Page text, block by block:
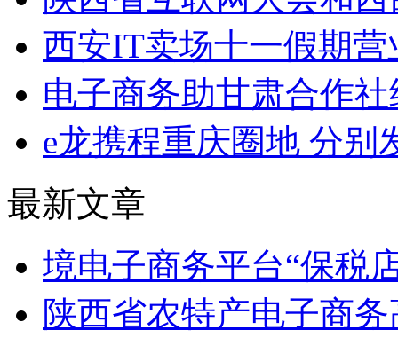
西安IT卖场十一假期营
电子商务助甘肃合作
e龙携程重庆圈地 分别
最新文章
境电子商务平台“保税
陕西省农特产电子商